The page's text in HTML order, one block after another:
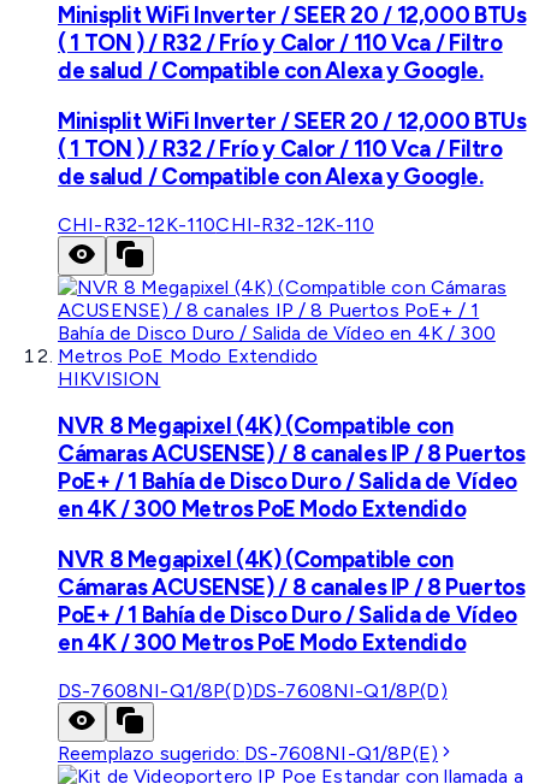
Minisplit WiFi Inverter / SEER 20 / 12,000 BTUs
( 1 TON ) / R32 / Frío y Calor / 110 Vca / Filtro
de salud / Compatible con Alexa y Google.
Minisplit WiFi Inverter / SEER 20 / 12,000 BTUs
( 1 TON ) / R32 / Frío y Calor / 110 Vca / Filtro
de salud / Compatible con Alexa y Google.
CHI-R32-12K-110CHI-R32-12K-110
HIKVISION
NVR 8 Megapixel (4K) (Compatible con
Cámaras ACUSENSE) / 8 canales IP / 8 Puertos
PoE+ / 1 Bahía de Disco Duro / Salida de Vídeo
en 4K / 300 Metros PoE Modo Extendido
NVR 8 Megapixel (4K) (Compatible con
Cámaras ACUSENSE) / 8 canales IP / 8 Puertos
PoE+ / 1 Bahía de Disco Duro / Salida de Vídeo
en 4K / 300 Metros PoE Modo Extendido
DS-7608NI-Q1/8P(D)DS-7608NI-Q1/8P(D)
Reemplazo sugerido: DS-7608NI-Q1/8P(E)